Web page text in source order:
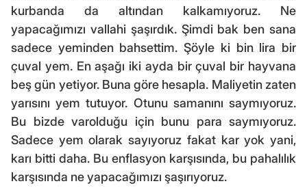
kurbanda da altından kalkamıyoruz. Ne
yapacağımızı vallahi şaşırdık. Şimdi bak ben sana
sadece yeminden bahsettim. Şöyle ki bin lira bir
çuval yem. En aşağı iki ayda bir çuval bir hayvana
beş gün yetiyor. Buna göre hesapla. Maliyetin zaten
yarısını yem tutuyor. Otunu samanını saymıyoruz.
Bu bizde varolduğu için bunu para saymıyoruz.
Sadece yem olarak sayıyoruz fakat kar yok yani,
karı bitti daha. Bu enflasyon karşısında, bu pahalılık
karşısında ne yapacağımızı şaşırıyoruz.